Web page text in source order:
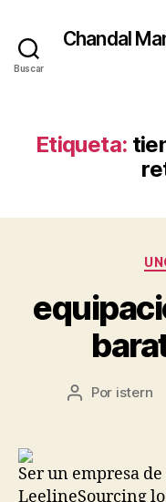
Buscar
Chandal
Etiqueta:
Autor
Por istern
Ser un empresa
LeelineSourcing